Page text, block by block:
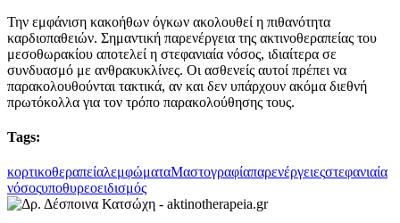
Την εμφάνιση κακοήθων όγκων ακολουθεί η πιθανότητα
καρδιοπαθειών. Σημαντική παρενέργεια της ακτινοθεραπείας του
μεσοθωρακίου αποτελεί η στεφανιαία νόσος, ιδιαίτερα σε
συνδυασμό με ανθρακυκλίνες. Οι ασθενείς αυτοί πρέπει να
παρακολουθούνται τακτικά, αν και δεν υπάρχουν ακόμα διεθνή
πρωτόκολλα για τον τρόπο παρακολούθησης τους.
Tags:
κορτικοθεραπείαλεμφώματαΜαστογραφίαπαρενέργειεςστεφανιαία
νόσοςυποθυρεοειδισμός